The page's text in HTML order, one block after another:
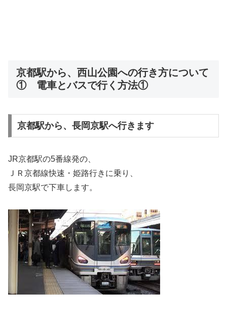
京都駅から、西山公園への行き方について
① 電車とバスで行く方法①
京都駅から、長岡京駅へ行きます
JR京都駅の5番線発の、
ＪＲ京都線快速・姫路行きに乗り、
長岡京駅で下車します。